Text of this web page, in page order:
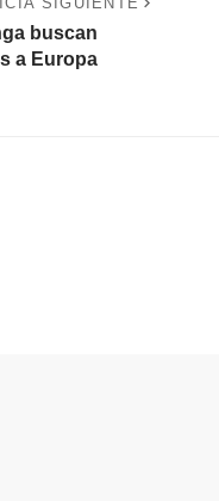
buscan
a Europa